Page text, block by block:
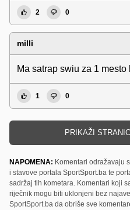
2 0
milli
Ma satrap swiu za 1
1 0
PRIKAŽI
NAPOMENA: Komentari odražavaju
i stavove portala SportSport.ba te
sadržaj tih kometara. Komentari koji
riječnik mogu biti uklonjeni bez
SportSport.ba da obriše sve